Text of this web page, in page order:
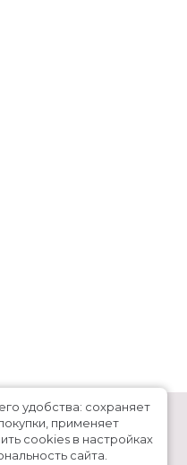
удобства: сохраняет
применяет
cookies в настройках
сайта.